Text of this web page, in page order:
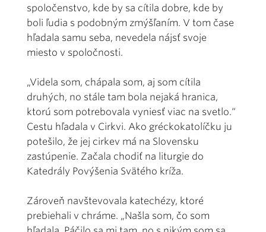
spoločenstvo, kde by sa cítila dobre, kde by
boli ľudia s podobným zmýšľaním. V tom čase
hľadala samu seba, nevedela nájsť svoje
miesto v spoločnosti.
„Videla som, chápala som, aj som cítila
druhých, no stále tam bola nejaká hranica,
ktorú som potrebovala vyniesť viac na svetlo.“
Cestu hľadala v Cirkvi. Ako gréckokatolíčku ju
potešilo, že jej cirkev má na Slovensku
zastúpenie. Začala chodiť na liturgie do
Katedrály Povýšenia Svätého kríža.
Zároveň navštevovala katechézy, ktoré
prebiehali v chráme. „Našla som, čo som